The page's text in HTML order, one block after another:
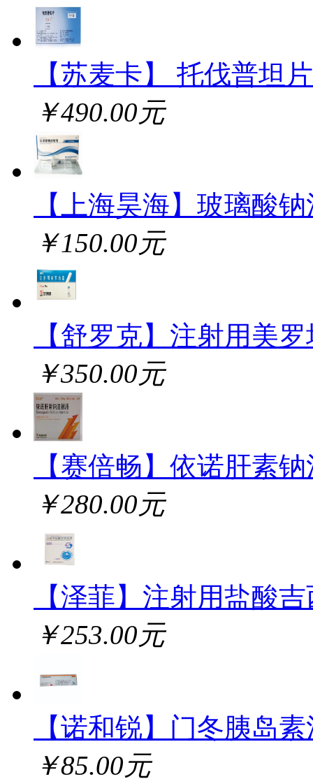
【苏麦卡】 托伐普坦片
￥490.00元
【上海昊海】玻璃酸
￥150.00元
【舒罗克】注射用美
￥350.00元
【赛倍畅】依诺肝素
￥280.00元
【泽菲】注射用盐酸
￥253.00元
【诺和锐】门冬胰岛
￥85.00元